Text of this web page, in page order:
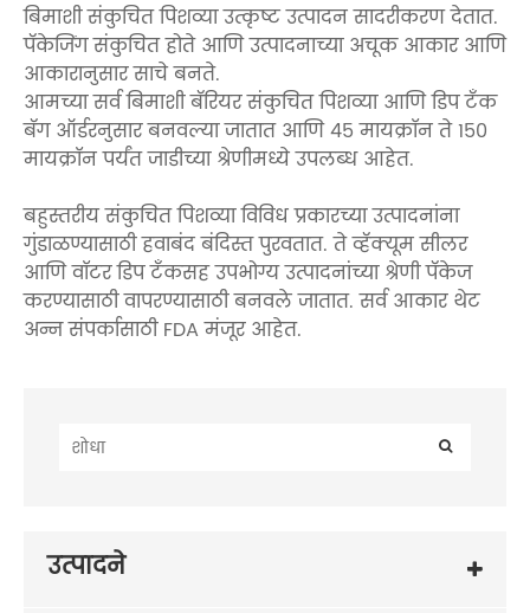
बिमाशी संकुचित पिशव्या उत्कृष्ट उत्पादन सादरीकरण देतात.
पॅकेजिंग संकुचित होते आणि उत्पादनाच्या अचूक आकार आणि
आकारानुसार साचे बनते.
आमच्या सर्व बिमाशी बॅरियर संकुचित पिशव्या आणि डिप टँक
बॅग ऑर्डरनुसार बनवल्या जातात आणि 45 मायक्रॉन ते 150
मायक्रॉन पर्यंत जाडीच्या श्रेणीमध्ये उपलब्ध आहेत.
बहुस्तरीय संकुचित पिशव्या विविध प्रकारच्या उत्पादनांना
गुंडाळण्यासाठी हवाबंद बंदिस्त पुरवतात. ते व्हॅक्यूम सीलर
आणि वॉटर डिप टँकसह उपभोग्य उत्पादनांच्या श्रेणी पॅकेज
करण्यासाठी वापरण्यासाठी बनवले जातात. सर्व आकार थेट
अन्न संपर्कासाठी FDA मंजूर आहेत.
उत्पादने